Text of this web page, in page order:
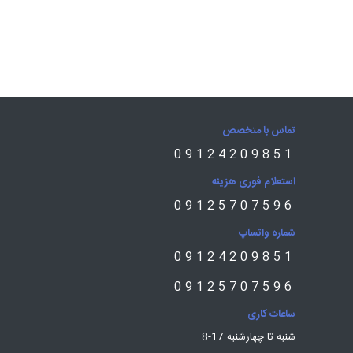
تماس با متخصص
09124209851
استعلام فوری هزینه
09125707596
شماره واتساپ
09124209851
09125707596
ساعات کاری
شنبه تا چهارشنبه 17-8